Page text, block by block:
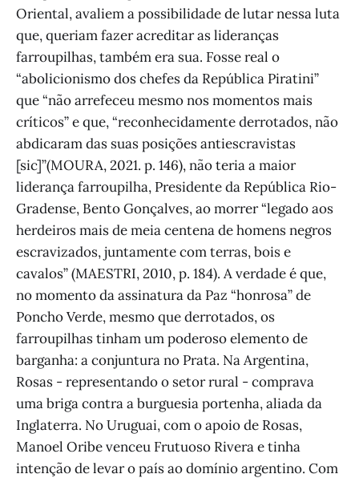
Oriental, avaliem a possibilidade de lutar nessa luta
que, queriam fazer acreditar as lideranças
farroupilhas, também era sua. Fosse real o
“abolicionismo dos chefes da República Piratini”
que “não arrefeceu mesmo nos momentos mais
críticos” e que, “reconhecidamente derrotados, não
abdicaram das suas posições antiescravistas
[sic]”(MOURA, 2021. p. 146), não teria a maior
liderança farroupilha, Presidente da República Rio-
Gradense, Bento Gonçalves, ao morrer “legado aos
herdeiros mais de meia centena de homens negros
escravizados, juntamente com terras, bois e
cavalos” (MAESTRI, 2010, p. 184). A verdade é que,
no momento da assinatura da Paz “honrosa” de
Poncho Verde, mesmo que derrotados, os
farroupilhas tinham um poderoso elemento de
barganha: a conjuntura no Prata. Na Argentina,
Rosas - representando o setor rural - comprava
uma briga contra a burguesia portenha, aliada da
Inglaterra. No Uruguai, com o apoio de Rosas,
Manoel Oribe venceu Frutuoso Rivera e tinha
intenção de levar o país ao domínio argentino. Com